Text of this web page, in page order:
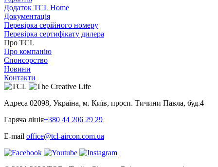
Додаток TCL Home
Документація
Перевірка серійного номеру
Перевірка сертифікату дилера
Про TCL
Про компанію
Спонсорство
Новини
Контакти
Адреса 02098, Україна, м. Київ, просп. Тичини Павла, буд.4
Гаряча лінія+380 44 206 29 29
E-mail office@tcl-aircon.com.ua